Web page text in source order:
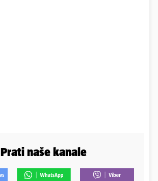
Prati naše kanale